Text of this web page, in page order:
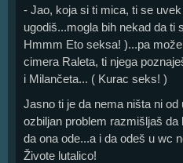
- Jao, koja si ti mica, ti se
ugodiš...mogla bih nekad da ti
Hmmm Eto seksa! )...pa
cimera Raleta, ti njega
i Milančeta... ( Kurac seks! )
Jasno ti je da nema ništa ni
ozbiljan problem razmišljaš
da ona ode...a i da odeš u wc
Živote lutalico!